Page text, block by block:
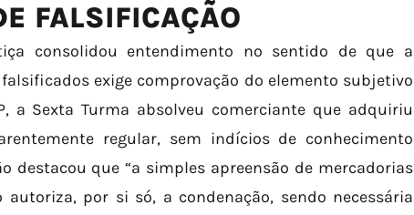
FALSIFICAÇÃO
consolidou entendimento no sentido de que a
exige comprovação do elemento subjetivo
a Sexta Turma absolveu comerciante que adquiriu
regular, sem indícios de conhecimento
destacou que “a simples apreensão de mercadorias
por si só, a condenação, sendo necessária